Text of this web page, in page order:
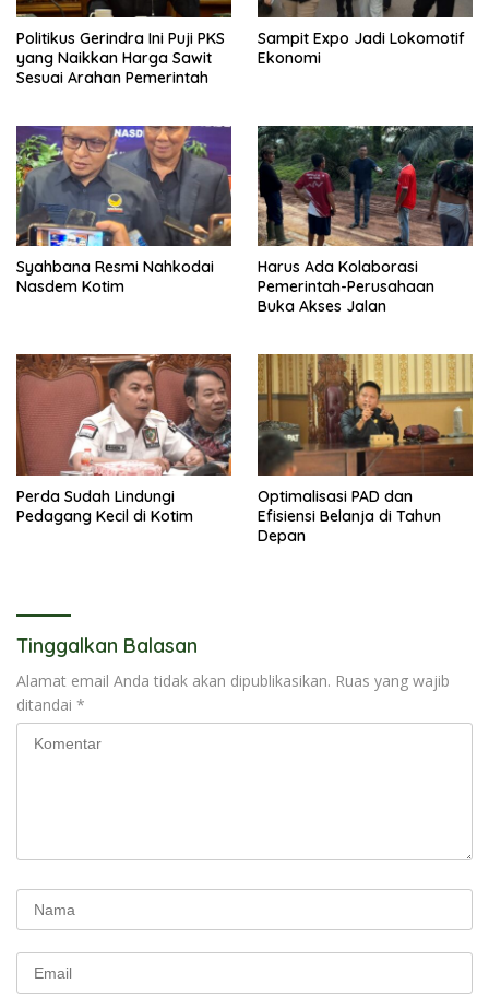
Politikus Gerindra Ini Puji PKS
yang Naikkan Harga Sawit
Sesuai Arahan Pemerintah
Sampit Expo Jadi Lokomotif
Ekonomi
Syahbana Resmi Nahkodai
Nasdem Kotim
Harus Ada Kolaborasi
Pemerintah-Perusahaan
Buka Akses Jalan
Perda Sudah Lindungi
Pedagang Kecil di Kotim
Optimalisasi PAD dan
Efisiensi Belanja di Tahun
Depan
Tinggalkan Balasan
Alamat email Anda tidak akan dipublikasikan. Ruas yang wajib
ditandai *